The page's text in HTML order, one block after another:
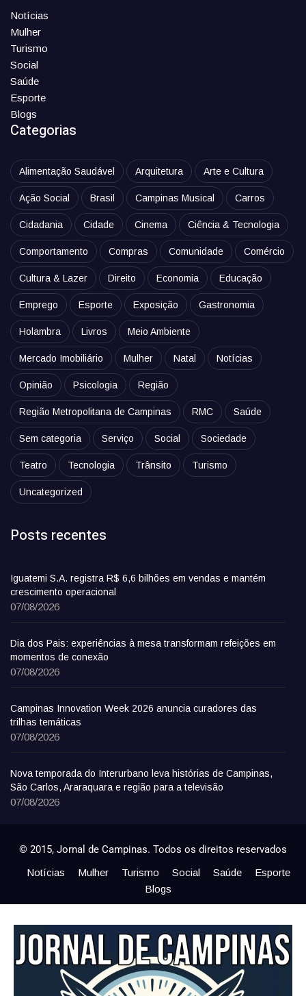
Notícias
Mulher
Turismo
Social
Saúde
Esporte
Blogs
Categorias
Alimentação Saudável Arquitetura Arte e Cultura
Ação Social Brasil Campinas Musical Carros
Cidadania Cidade Cinema Ciência & Tecnologia
Comportamento Compras Comunidade Comércio
Cultura & Lazer Direito Economia Educação
Emprego Esporte Exposição Gastronomia
Holambra Livros Meio Ambiente
Mercado Imobiliário Mulher Natal Notícias
Opinião Psicologia Região
Região Metropolitana de Campinas RMC Saúde
Sem categoria Serviço Social Sociedade
Teatro Tecnologia Trânsito Turismo
Uncategorized
Posts recentes
Iguatemi S.A. registra R$ 6,6 bilhões em vendas e mantém
crescimento operacional
07/08/2026
Dia dos Pais: experiências à mesa transformam refeições em
momentos de conexão
07/08/2026
Campinas Innovation Week 2026 anuncia curadores das
trilhas temáticas
07/08/2026
Nova temporada do Interurbano leva histórias de Campinas,
São Carlos, Araraquara e região para a televisão
07/08/2026
© 2015, Jornal de Campinas. Todos os direitos reservados
Notícias Mulher Turismo Social Saúde
Esporte
Blogs